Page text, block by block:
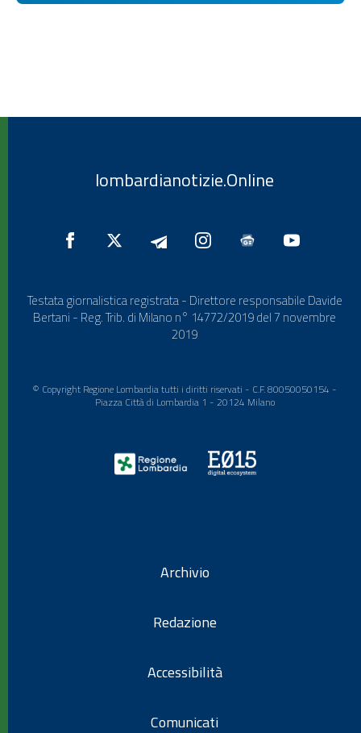
lombardianotizie.Online
Testata giornalistica registrata - Direttore responsabile Davide
Bertani - Reg. Trib. di Milano n° 14772/2019 del 7 novembre
2019
© Copyright Regione Lombardia tutti i diritti riservati - C.F. 80050050154 -
Piazza Città di Lombardia 1 - 20124 Milano
Archivio
Redazione
Accessibilità
Comunicati